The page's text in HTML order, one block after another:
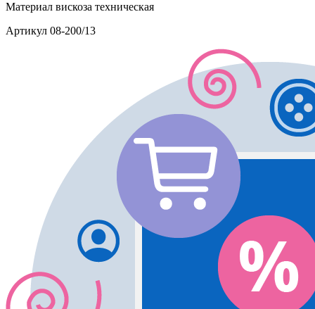
Материал вискоза техническая
Артикул 08-200/13